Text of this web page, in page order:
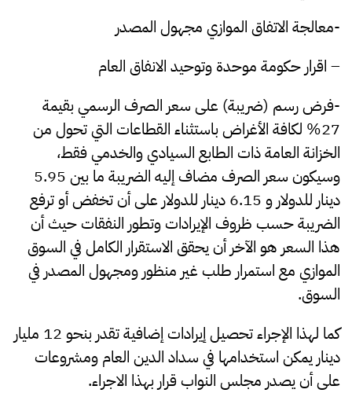
-معالجة الاتفاق الموازي مجهول المصدر
– اقرار حكومة موحدة وتوحيد الانفاق العام
-فرض رسم (ضريبة) على سعر الصرف الرسمي بقيمة
27% لكافة الأغراض باستثناء القطاعات التي تحول من
الخزانة العامة ذات الطابع السيادي والخدمي فقط،
وسيكون سعر الصرف مضاف إليه الضريبة ما بين 5.95
دينار للدولار و 6.15 دينار للدولار على أن تخفض أو ترفع
الضريبة حسب ظروف الإيرادات وتطور النفقات حيث أن
هذا السعر هو الآخر أن يحقق الاستقرار الكامل في السوق
الموازي مع استمرار طلب غير منظور ومجهول المصدر في
السوق.
كما لهذا الإجراء تحصيل إيرادات إضافية تقدر بنحو 12 مليار
دينار يمكن استخدامها في سداد الدين العام ومشروعات
على أن يصدر مجلس النواب قرار بهذا الاجراء.